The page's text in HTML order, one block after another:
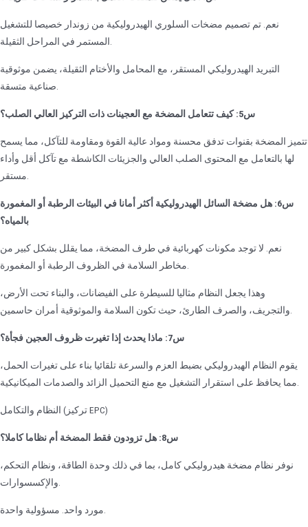
نعم. تم تصميم مضخات السلوري الهيدروليكية من زوندار خصيصا للتشغيل
المستمر في المراحل الثقيلة.
التبريد الهيدروليكي المستقر، مع المحامل والأختام الثقيلة، يضمن موثوقية
صناعية متسقة.
س5: كيف تتعامل المضخة مع العجينات ذات التركيز العالي الصلب؟
تتميز المضخة بقنوات تدفق محسنة ومواد عالية القوة ومقاومة للتآكل، مما يسمح
لها بالتعامل مع المحتوى الصلب العالي والجزيئات الكاشطة مع تآكل أقل وأداء
مستقر.
س6: هل مضخة السائل الهيدروليكية أكثر أمانا في البيئات الرطبة أو المغمورة
بالمياه؟
نعم. لا توجد مكونات كهربائية في طرف المضخة، مما يقلل بشكل كبير من
مخاطر السلامة في الظروف الرطبة أو المغمورة.
وهذا يجعل النظام مثاليا للسيطرة على الفيضانات، والبناء تحت الأرض،
والتجريف، والصرف الطارئ، حيث تكون السلامة والموثوقية أمران حاسمين.
س7: ماذا يحدث إذا تغيرت ظروف العجين فجأة؟
يقوم النظام الهيدروليكي بضبط العزم والسرعة تلقائيا بناء على تغيرات الحمل،
مما يحافظ على استقرار التشغيل مع منع التحميل الزائد والصدمات الميكانيكية.
النظام والتكامل (تركيز EPC)
س8: هل تزودون فقط المضخة أم نظاما كاملا؟
نوفر نظام مضخة هيدروليكي كامل، بما في ذلك وحدة الطاقة، ونظام التحكم،
والإكسسوارات.
مورد واحد. مسؤولية واحدة.